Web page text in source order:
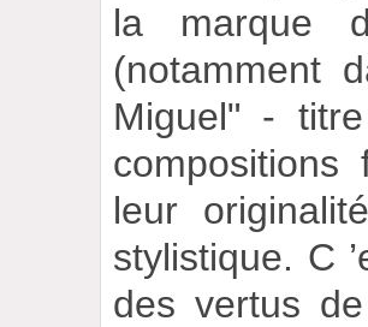
la marque
(notamment
Miguel" -
compositions
leur
stylistique. C
des vertus